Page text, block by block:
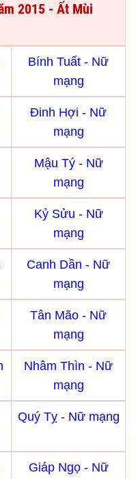
2015 - Ất Mùi
Bính Tuất - Nữ
mạng
Đinh Hợi - Nữ
mạng
Mậu Tý - Nữ
mạng
Kỷ Sửu - Nữ
mạng
Canh Dần - Nữ
mạng
Tân Mão - Nữ
mạng
Nhâm Thìn - Nữ
mạng
Quý Tỵ - Nữ mạng
Giáp Ngọ - Nữ